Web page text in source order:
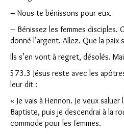
– Nous te bénissons pour eux.
– Bénissez les femmes disciples.
donné l’argent. Allez. Que la paix
Ils s’en vont à regret, désolés.
573.3 Jésus reste avec les
leur dit :
« Je vais à Hennon. Je veux
Baptiste, puis je descendrai à la
commode pour les femmes.